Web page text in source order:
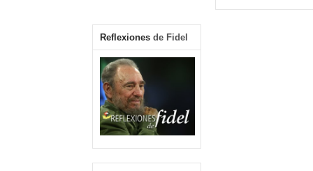
Reflexiones de Fidel